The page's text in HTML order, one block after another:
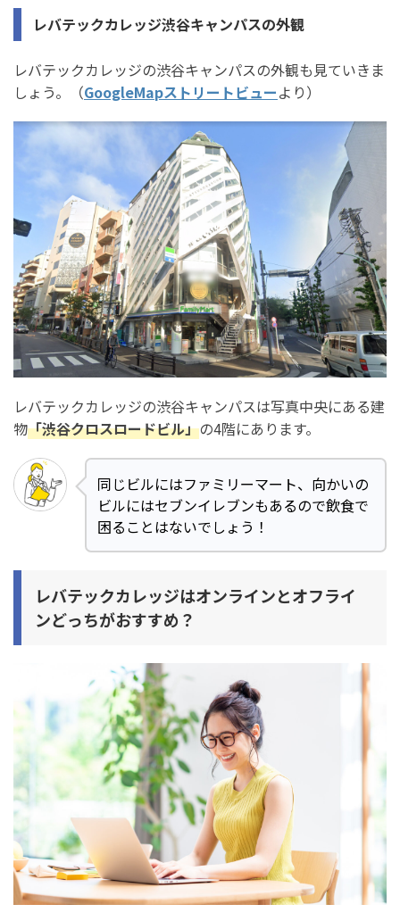
レバテックカレッジ渋谷キャンパスの外観
レバテックカレッジの渋谷キャンパスの外観も見ていきま
しょう。（GoogleMapストリートビューより）
レバテックカレッジの渋谷キャンパスは写真中央にある建
物「渋谷クロスロードビル」の4階にあります。
同じビルにはファミリーマート、向かいの
ビルにはセブンイレブンもあるので飲食で
困ることはないでしょう！
レバテックカレッジはオンラインとオフライ
ンどっちがおすすめ？